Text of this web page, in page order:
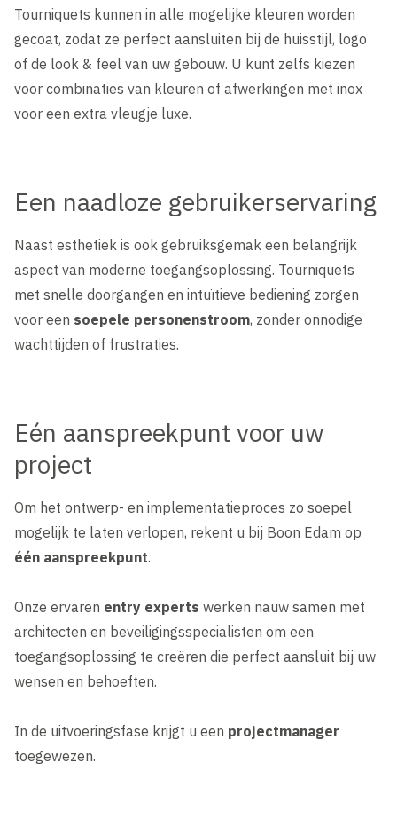
Tourniquets kunnen in alle mogelijke kleuren worden
gecoat, zodat ze perfect aansluiten bij de huisstijl, logo
of de look & feel van uw gebouw. U kunt zelfs kiezen
voor combinaties van kleuren of afwerkingen met inox
voor een extra vleugje luxe.
Een naadloze gebruikerservaring
Naast esthetiek is ook gebruiksgemak een belangrijk
aspect van moderne toegangsoplossing. Tourniquets
met snelle doorgangen en intuïtieve bediening zorgen
voor een soepele personenstroom, zonder onnodige
wachttijden of frustraties.
Eén aanspreekpunt voor uw
project
Om het ontwerp- en implementatieproces zo soepel
mogelijk te laten verlopen, rekent u bij Boon Edam op
één aanspreekpunt.
Onze ervaren entry experts werken nauw samen met
architecten en beveiligingsspecialisten om een
toegangsoplossing te creëren die perfect aansluit bij uw
wensen en behoeften.
In de uitvoeringsfase krijgt u een projectmanager
toegewezen.